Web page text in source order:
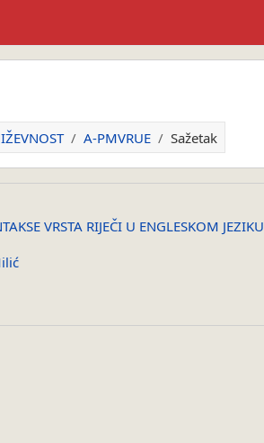
A-PMVRUE Sažetak
VRSTA RIJEČI U ENGLESKOM JEZIKU